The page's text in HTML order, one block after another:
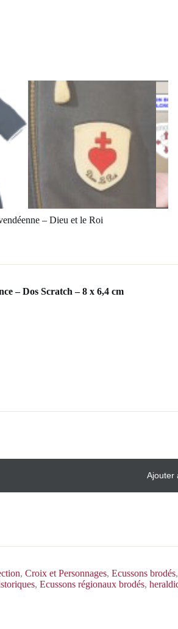
– Dieu et le Roi
– Dos Scratch – 8 x 6,4 cm
Ajouter
, Croix et Personnages, Ecussons brodés,
, Ecussons régionaux brodés,